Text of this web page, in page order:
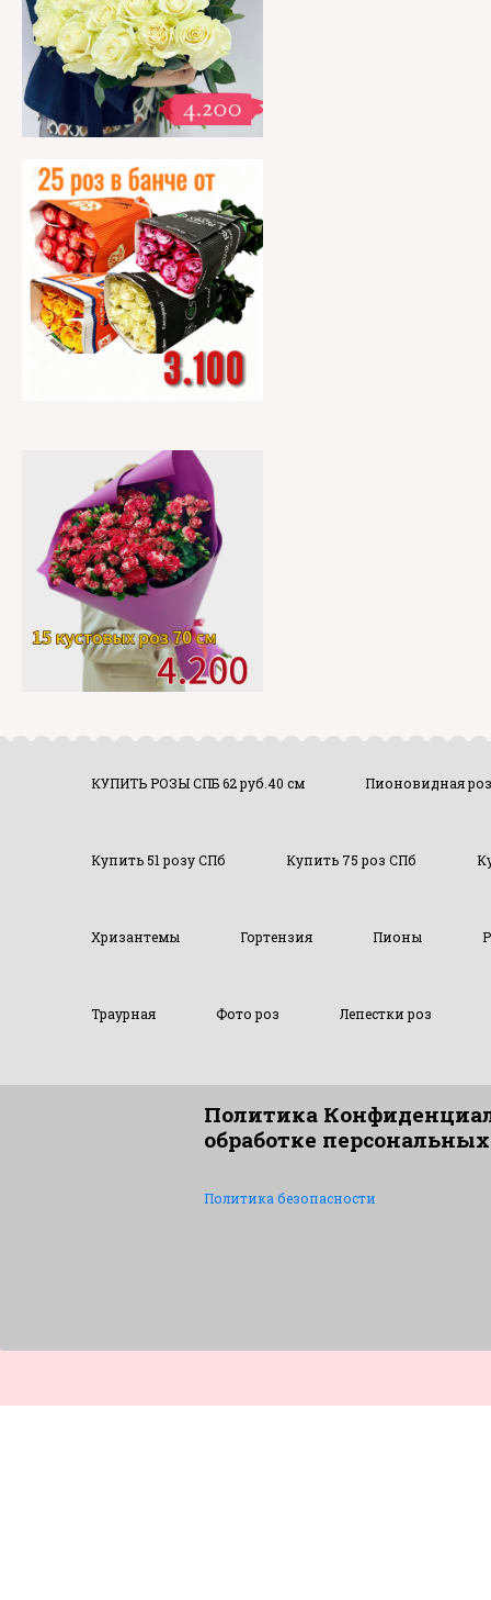
КУПИТЬ РОЗЫ СПБ 62 руб.40 см Пионовидная
Купить 51 розу СПб Купить 75 роз СПб
Хризантемы Гортензия Пионы
Траурная Фото роз Лепестки роз
Политика
обработке
Политика безопасности